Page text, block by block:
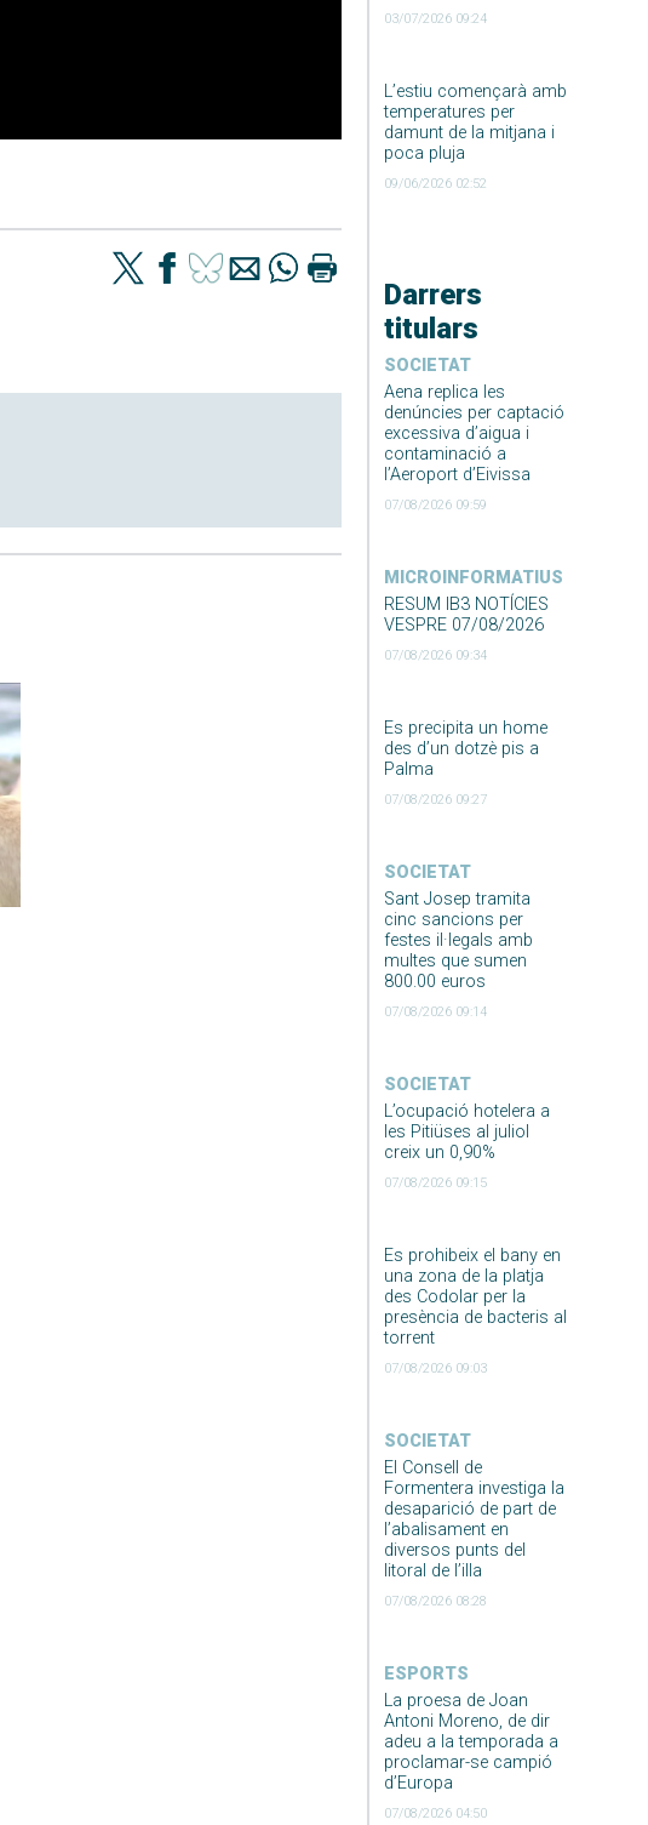
03/07/2026 09:24
L’estiu començarà amb
temperatures per
damunt de la mitjana i
poca pluja
09/06/2026 02:52
Darrers
titulars
SOCIETAT
Aena replica les
denúncies per captació
excessiva d’aigua i
contaminació a
l’Aeroport d’Eivissa
07/08/2026 09:59
MICROINFORMATIUS
RESUM IB3 NOTÍCIES
VESPRE 07/08/2026
07/08/2026 09:34
Es precipita un home
des d’un dotzè pis a
Palma
07/08/2026 09:27
SOCIETAT
Sant Josep tramita
cinc sancions per
festes il·legals amb
multes que sumen
800.00 euros
07/08/2026 09:14
SOCIETAT
L’ocupació hotelera a
les Pitiüses al juliol
creix un 0,90%
07/08/2026 09:15
Es prohibeix el bany en
una zona de la platja
des Codolar per la
presència de bacteris al
torrent
07/08/2026 09:03
SOCIETAT
El Consell de
Formentera investiga la
desaparició de part de
l’abalisament en
diversos punts del
litoral de l’illa
07/08/2026 08:28
ESPORTS
La proesa de Joan
Antoni Moreno, de dir
adeu a la temporada a
proclamar-se campió
d’Europa
07/08/2026 04:50